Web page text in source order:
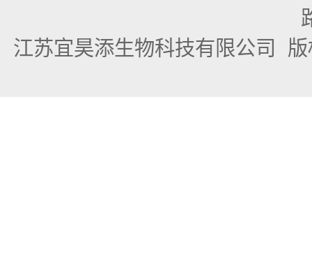
江苏宜昊添生物科技有限公司